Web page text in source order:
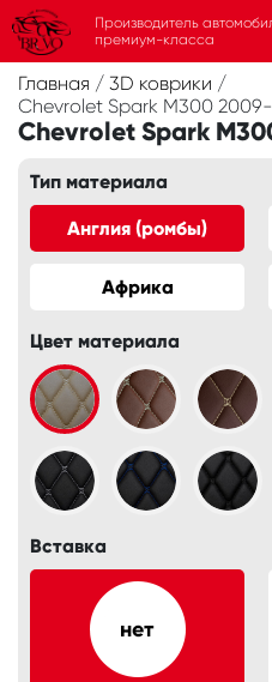
Главная / 3D коврики /
Chevrolet Spark M300
Chevrolet Spark
Тип материала
Англия (ромбы)
Африка
Цвет материала
Вставка
Производитель
премиум-класса